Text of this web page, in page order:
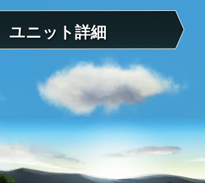
ユニット詳細